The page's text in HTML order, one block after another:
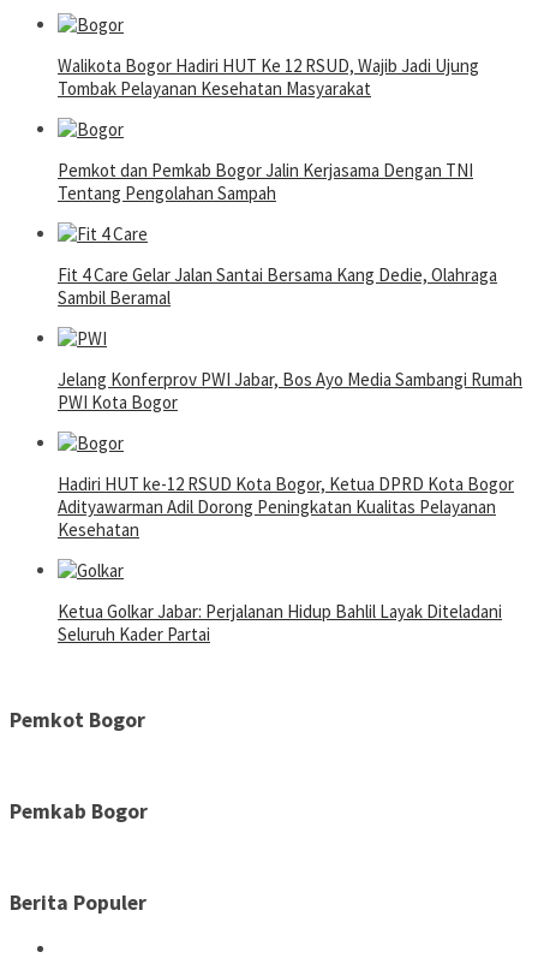
Walikota Bogor Hadiri HUT Ke 12 RSUD, Wajib Jadi Ujung
Tombak Pelayanan Kesehatan Masyarakat
Pemkot dan Pemkab Bogor Jalin Kerjasama Dengan TNI
Tentang Pengolahan Sampah
Fit 4 Care Gelar Jalan Santai Bersama Kang Dedie, Olahraga
Sambil Beramal
Jelang Konferprov PWI Jabar, Bos Ayo Media Sambangi Rumah
PWI Kota Bogor
Hadiri HUT ke-12 RSUD Kota Bogor, Ketua DPRD Kota Bogor
Adityawarman Adil Dorong Peningkatan Kualitas Pelayanan
Kesehatan
Ketua Golkar Jabar: Perjalanan Hidup Bahlil Layak Diteladani
Seluruh Kader Partai
Pemkot Bogor
Pemkab Bogor
Berita Populer